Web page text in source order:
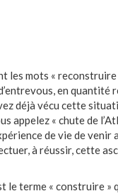
les mots «
en quantité
déjà vécu cette
appelez « chute de
de vie de venir
à réussir, cette
le terme « construire »